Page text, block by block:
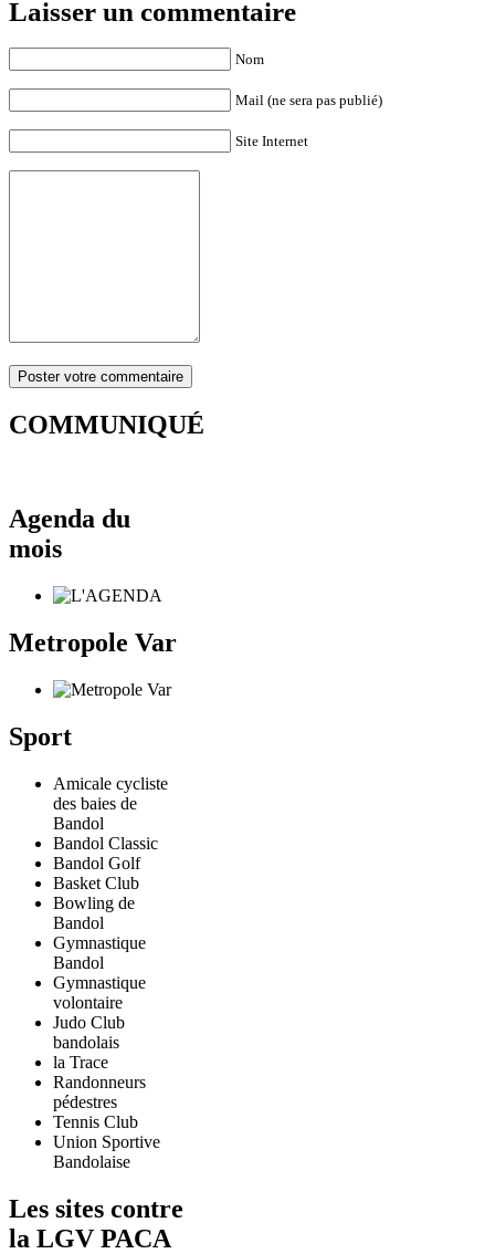
Laisser un commentaire
Nom
Mail (ne sera pas publié)
Site Internet
COMMUNIQUÉ
Agenda du
mois
Metropole Var
Sport
Amicale cycliste
des baies de
Bandol
Bandol Classic
Bandol Golf
Basket Club
Bowling de
Bandol
Gymnastique
Bandol
Gymnastique
volontaire
Judo Club
bandolais
la Trace
Randonneurs
pédestres
Tennis Club
Union Sportive
Bandolaise
Les sites contre
la LGV PACA